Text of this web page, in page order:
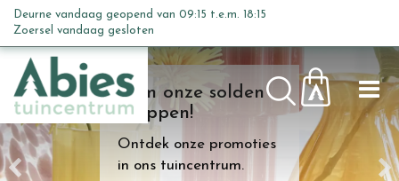
n
c
o
Kom onze solden
shoppen!
Ontdek onze promoties
in ons tuincentrum.
Deurne vandaag geopend van 09:15 t.e.m. 18:15
Zoersel vandaag gesloten